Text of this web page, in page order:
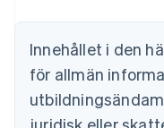
Innehållet i den
för allmän
Danmark
English
Estland
English
Fastlandskina